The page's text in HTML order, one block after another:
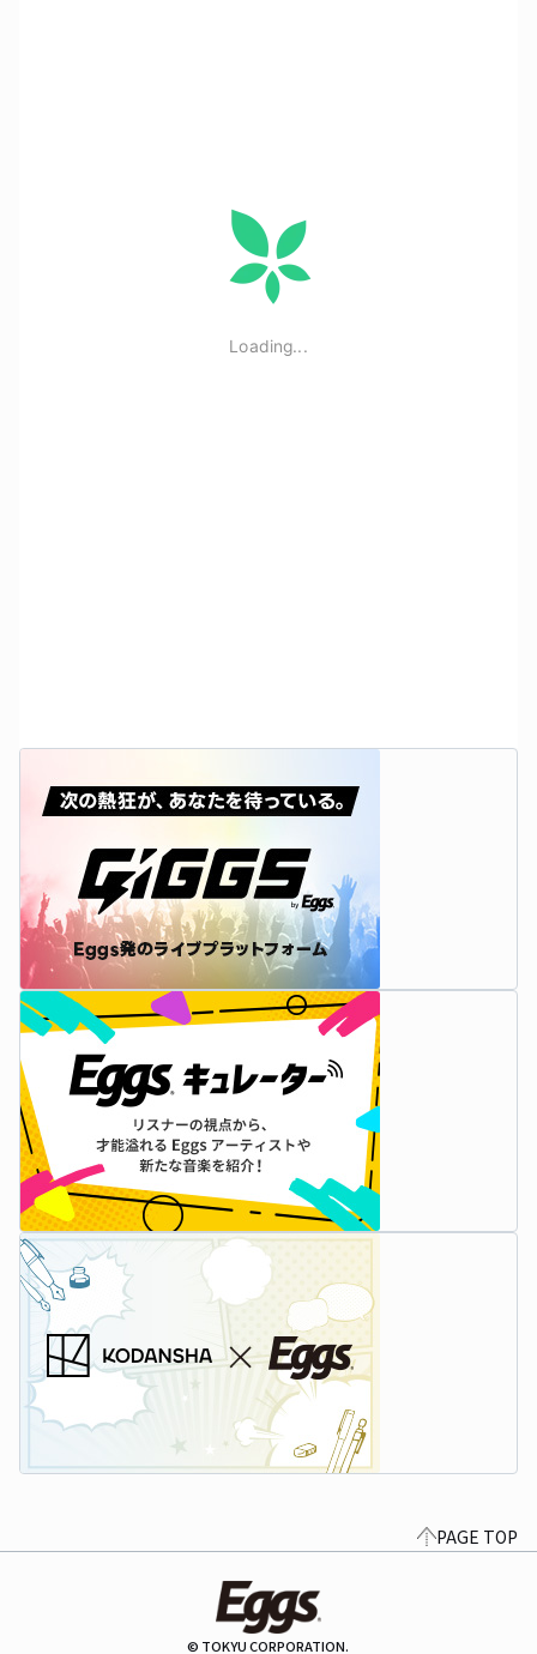
PAGE TOP
© TOKYU CORPORATION.